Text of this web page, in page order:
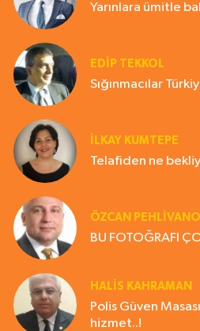
Yarınlara ümitle
EDIP TEKKOL
Sığınmacılar
İLKAY KUMTEPE
Telafiden ne
ÖZCAN
BU FOTOĞRAFI
HALIS KAHRAMAN
Polis Güven
hizmet..!